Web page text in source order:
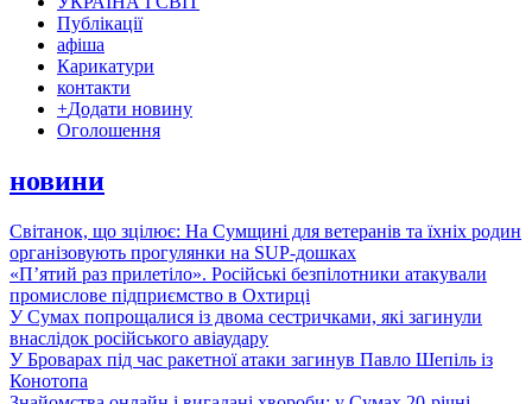
Публікації
афіша
Карикатури
контакти
+Додати новину
Оголошення
новини
Світанок, що зцілює: На Сумщині для ветеранів та їхніх родин
організовують прогулянки на SUP-дошках
«П’ятий раз прилетіло». Російські безпілотники атакували
промислове підприємство в Охтирці
У Сумах попрощалися із двома сестричками, які загинули
внаслідок російського авіаудару
У Броварах під час ракетної атаки загинув Павло Шепіль із
Конотопа